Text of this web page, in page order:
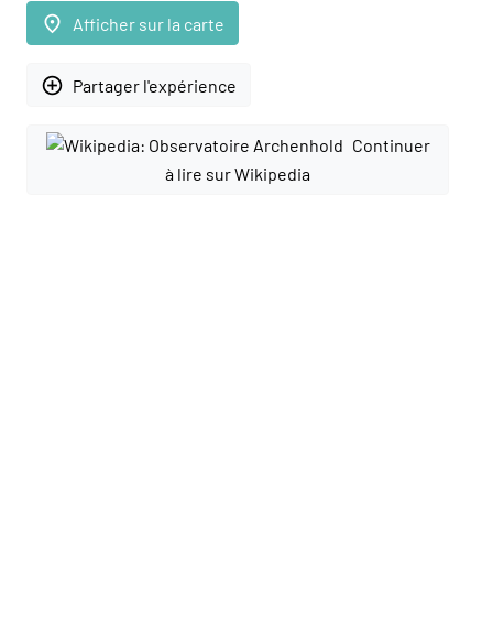
place Afficher sur la carte
add_circle_outline Partager l'expérience
Continuer
à lire sur Wikipedia